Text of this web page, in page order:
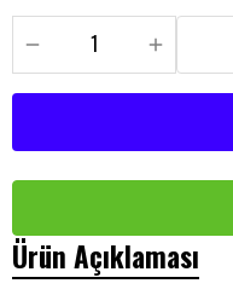
Ürün Açıklaması